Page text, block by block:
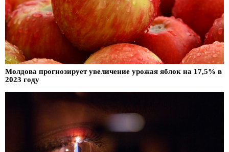
Молдова прогнозирует увеличение урожая яблок на 17,5% в
2023 году